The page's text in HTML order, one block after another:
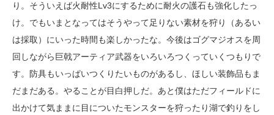
り。そういえば火耐性Lv3にするために耐火の護石も強化したっ
け。でもいまとなってはそうやって足りない素材を狩り（あるい
は採取）にいった時間も楽しかったな。今後はゴグマジオスを周
回しながら巨戟アーティア武器をいろいろつくっていくつもりで
す。防具もいっぱいつくりたいものがあるし、ほしい装飾品もま
だまだある。やることが目白押しだ。あと僕はただフィールドに
出かけて気ままに目についたモンスターを狩ったり湖で釣りをし